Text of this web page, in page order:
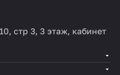
стр 3, 3 этаж, кабинет